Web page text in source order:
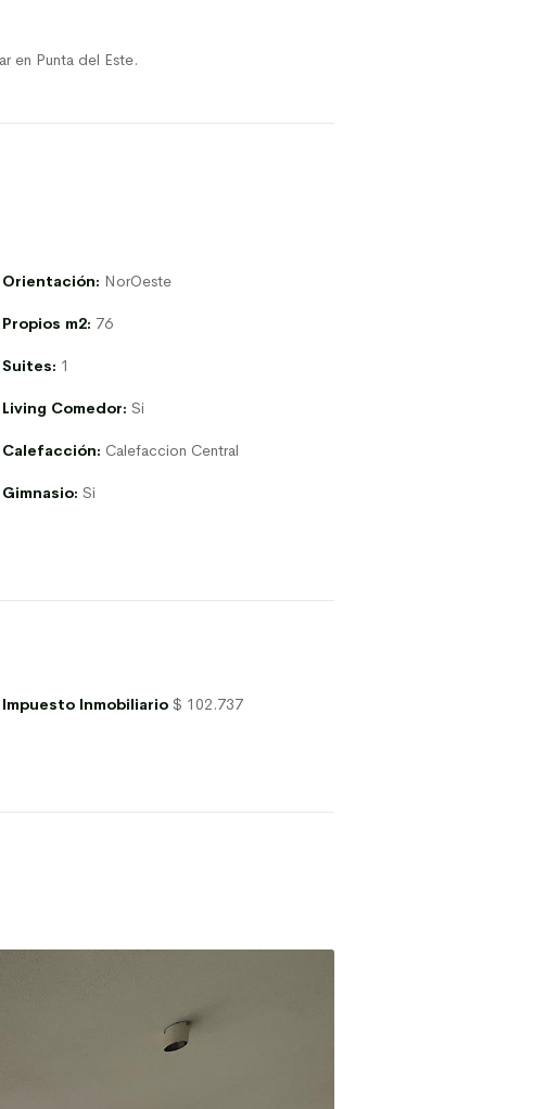
en Punta del Este.
Orientación: NorOeste
Propios m2: 76
Suites: 1
Living Comedor: Si
Calefacción: Calefaccion Central
Gimnasio: Si
Impuesto Inmobiliario $ 102.737